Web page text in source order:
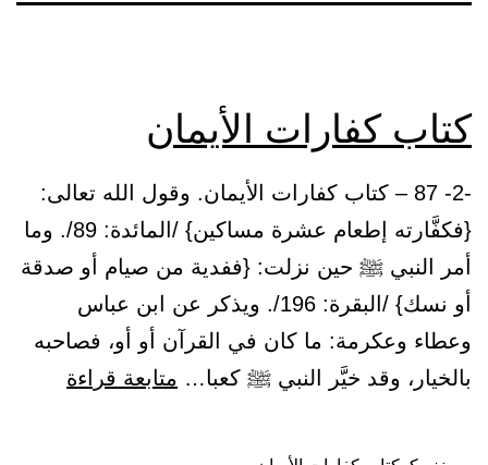
كتاب كفارات الأيمان
-2- 87 – كتاب كفارات الأيمان. وقول الله تعالى:
{فكفَّارته إطعام عشرة مساكين} /المائدة: 89/. وما
أمر النبي ﷺ حين نزلت: {ففدية من صيام أو صدقة
أو نسك} /البقرة: 196/. ويذكر عن ابن عباس
وعطاء وعكرمة: ما كان في القرآن أو أو، فصاحبه
بالخيار، وقد خيَّر النبي ﷺ كعبا… متابعة قراءة